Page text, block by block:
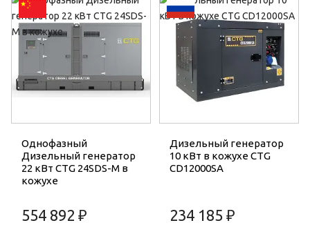
Однофазный
Дизельный генератор
22 кВт CTG 24SDS-M в
кожухе
554 892 ₽
Дизельный генератор
10 кВт в кожухе CTG
CD12000SA
234 185 ₽